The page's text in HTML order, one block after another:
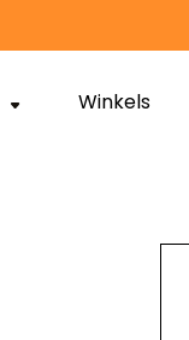
Winkels